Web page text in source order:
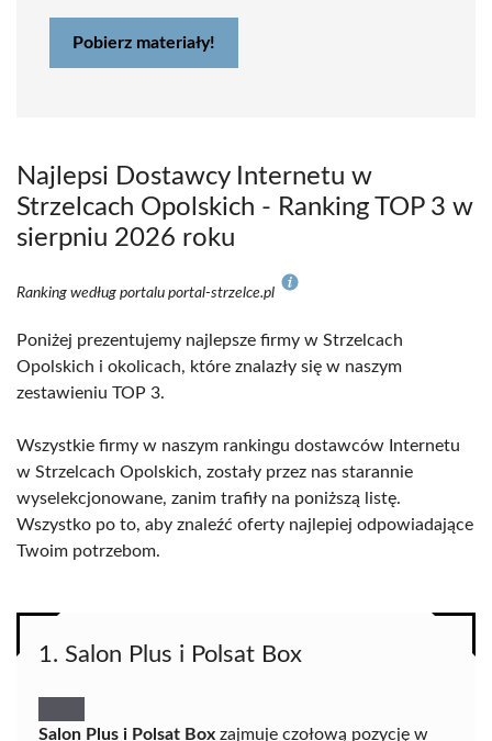
Pobierz materiały!
Najlepsi Dostawcy Internetu w
Strzelcach Opolskich - Ranking TOP 3 w
sierpniu 2026 roku
Ranking według portalu portal-strzelce.pl
Poniżej prezentujemy najlepsze firmy w Strzelcach
Opolskich i okolicach, które znalazły się w naszym
zestawieniu TOP 3.
Wszystkie firmy w naszym rankingu dostawców Internetu
w Strzelcach Opolskich, zostały przez nas starannie
wyselekcjonowane, zanim trafiły na poniższą listę.
Wszystko po to, aby znaleźć oferty najlepiej odpowiadające
Twoim potrzebom.
1. Salon Plus i Polsat Box
Salon Plus i Polsat Box zajmuje czołową pozycję w